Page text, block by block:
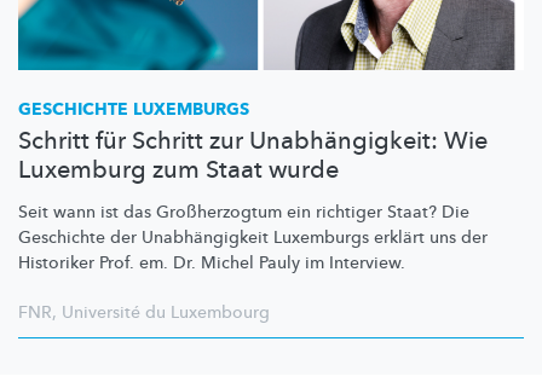
GESCHICHTE LUXEMBURGS
Schritt für Schritt zur Unabhängigkeit: Wie
Luxemburg zum Staat wurde
Seit wann ist das Großherzogtum ein richtiger Staat? Die
Geschichte der Unabhängigkeit Luxemburgs erklärt uns der
Historiker Prof. em. Dr. Michel Pauly im Interview.
FNR, Université du Luxembourg